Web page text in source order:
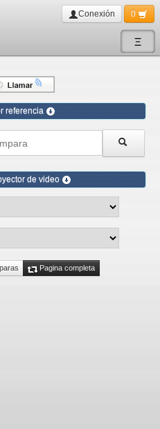
Ξ
Conexión 0
referencia
de video
Pagina completa